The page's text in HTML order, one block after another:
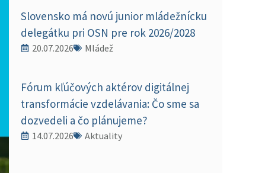
Slovensko má novú junior mládežnícku
delegátku pri OSN pre rok 2026/2028
20.07.2026 Mládež
Fórum kľúčových aktérov digitálnej
transformácie vzdelávania: Čo sme sa
dozvedeli a čo plánujeme?
14.07.2026 Aktuality